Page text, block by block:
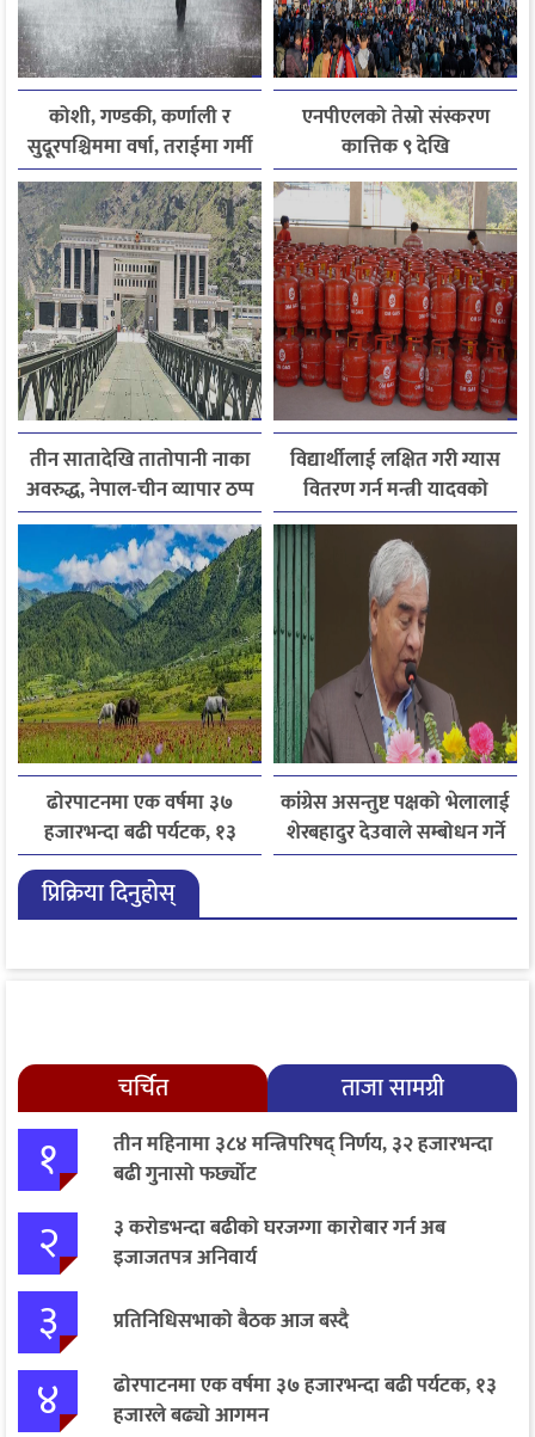
कोशी, गण्डकी, कर्णाली र
सुदूरपश्चिममा वर्षा, तराईमा गर्मी
बढ्ने अनुमान
एनपीएलको तेस्रो संस्करण
कात्तिक ९ देखि
तीन सातादेखि तातोपानी नाका
अवरुद्ध, नेपाल-चीन व्यापार ठप्प
विद्यार्थीलाई लक्षित गरी ग्यास
वितरण गर्न मन्त्री यादवको
निर्देशन
ढोरपाटनमा एक वर्षमा ३७
हजारभन्दा बढी पर्यटक, १३
हजारले बढ्यो आगमन
कांग्रेस असन्तुष्ट पक्षको भेलालाई
शेरबहादुर देउवाले सम्बोधन गर्ने
प्रिक्रिया दिनुहोस्
चर्चित ताजा सामग्री
१
तीन महिनामा ३८४ मन्त्रिपरिषद् निर्णय, ३२ हजारभन्दा
बढी गुनासो फर्छ्योट
२
३ करोडभन्दा बढीको घरजग्गा कारोबार गर्न अब
इजाजतपत्र अनिवार्य
३ प्रतिनिधिसभाको बैठक आज बस्दै
४
ढोरपाटनमा एक वर्षमा ३७ हजारभन्दा बढी पर्यटक, १३
हजारले बढ्यो आगमन